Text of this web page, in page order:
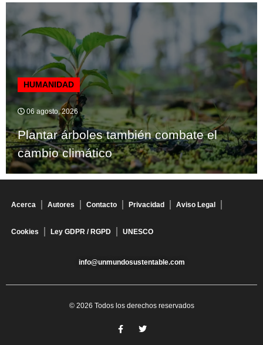
HUMANIDAD
06 agosto, 2026
Plantar árboles también combate el
cambio climático
Acerca Autores Contacto Privacidad Aviso Legal
Cookies Ley GDPR / RGPD UNESCO
info@unmundosustentable.com
© 2026 Todos los derechos reservados